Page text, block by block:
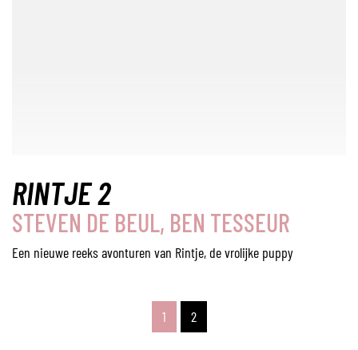
RINTJE 2
STEVEN DE BEUL, BEN TESSEUR
Een nieuwe reeks avonturen van Rintje, de vrolijke puppy
1 2